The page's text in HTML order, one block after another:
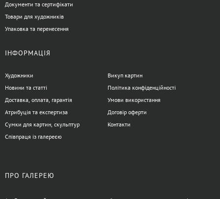
Документи та сертифікати
Товари для художників
Упаковка та перенесення
ІНФОРМАЦІЯ
Художники
Новини та статті
Доставка, оплата, гарантія
Атрибуція та експертиза
Сумки для картин, скульптур
Співпраця із галереєю
Викуп картин
Політика конфіденційності
Умови використання
Договір оферти
Контакти
ПРО ГАЛЕРЕЮ